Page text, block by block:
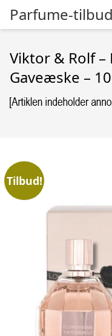
Parfume-
Viktor & Rolf
Gaveæske –
Tilbud!